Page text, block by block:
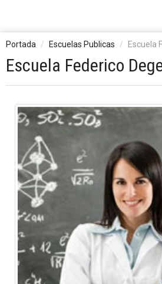
Portada Escuelas Publicas Escuela
Escuela Federico